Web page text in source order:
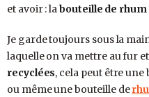
et avoir : labouteille de rhum
Je garde toujours sous la
laquelle on va mettre au fur
recyclées, cela peut être une
ou même une bouteille de